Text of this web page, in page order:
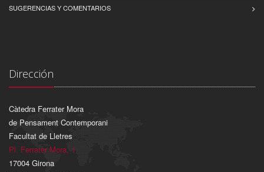
SUGERENCIAS Y COMENTARIOS
Dirección
Càtedra Ferrater Mora
de Pensament Contemporani
Facultat de Lletres
Pl. Ferrater Mora, 1
17004 Girona